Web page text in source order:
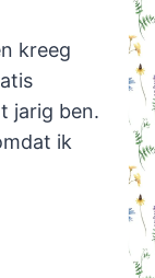
kreeg
jarig ben.
ik